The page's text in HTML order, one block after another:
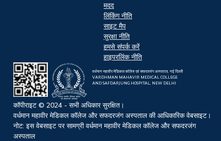
मदद
लिंकिंग नीति
साइट मैप
सुरक्षा नीति
हमसे संपर्क करें
हाइपरलिंक नीति
वर्धमान महावीर मेडिकल कॉलेज एवं सफदरजंग अस्पताल, नई दिल्ली
VARDHMAN MAHAVIR MEDICAL COLLEGE
AND SAFDARJUNG HOSPITAL, NEW DELHI
कॉपीराइट © 2024 - सभी अधिकार सुरक्षित।
वर्धमान महावीर मेडिकल कॉलेज और सफदरजंग अस्पताल की आधिकारिक वेबसाइट।
नोट: इस वेबसाइट पर सामग्री वर्धमान महावीर मेडिकल कॉलेज और सफदरजंग
अस्पताल